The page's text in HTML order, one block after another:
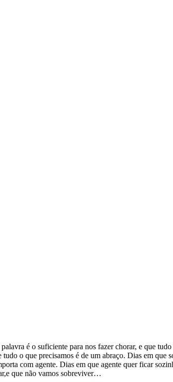
é o suficiente para nos fazer chorar, e que
tudo o que precisamos é de um abraço. Dias em que
com agente. Dias em que agente quer ficar
e que não vamos sobreviver…